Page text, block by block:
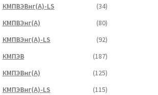
КМПВЭВнг(А)-LS
(34)
КМПВЭнг(А)
(80)
КМПВЭнг(А)-LS
(92)
КМПЭВ
(187)
КМПЭВнг(А)
(125)
КМПЭВнг(А)-LS
(115)